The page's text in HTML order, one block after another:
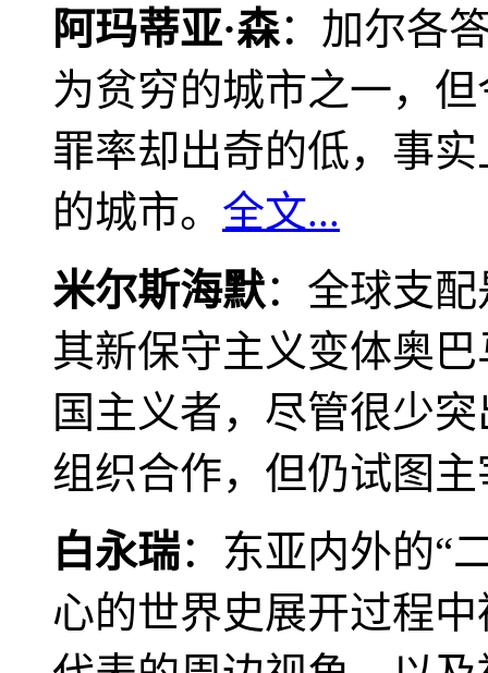
阿玛蒂亚·森：加尔各
为贫穷的城市之一，
罪率却出奇的低，事
的城市。 全文...
米尔斯海默：全球支
其新保守主义变体奥
国主义者，尽管很少
组织合作，但仍试图
白永瑞：东亚内外的“
心的世界史展开过程